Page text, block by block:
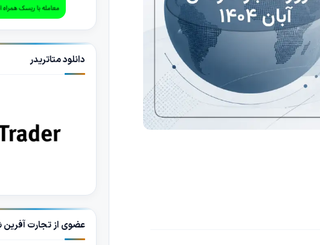
دانلود متاتریدر
عضوی از تجارت آفرین